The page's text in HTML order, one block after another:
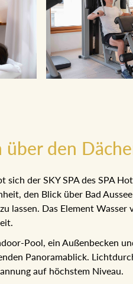
über den
sich der SKY SPA des SPA
den Blick über Bad
zu lassen. Das Element
Pool, ein Außenbecken
Panoramablick.
auf höchstem Niveau.